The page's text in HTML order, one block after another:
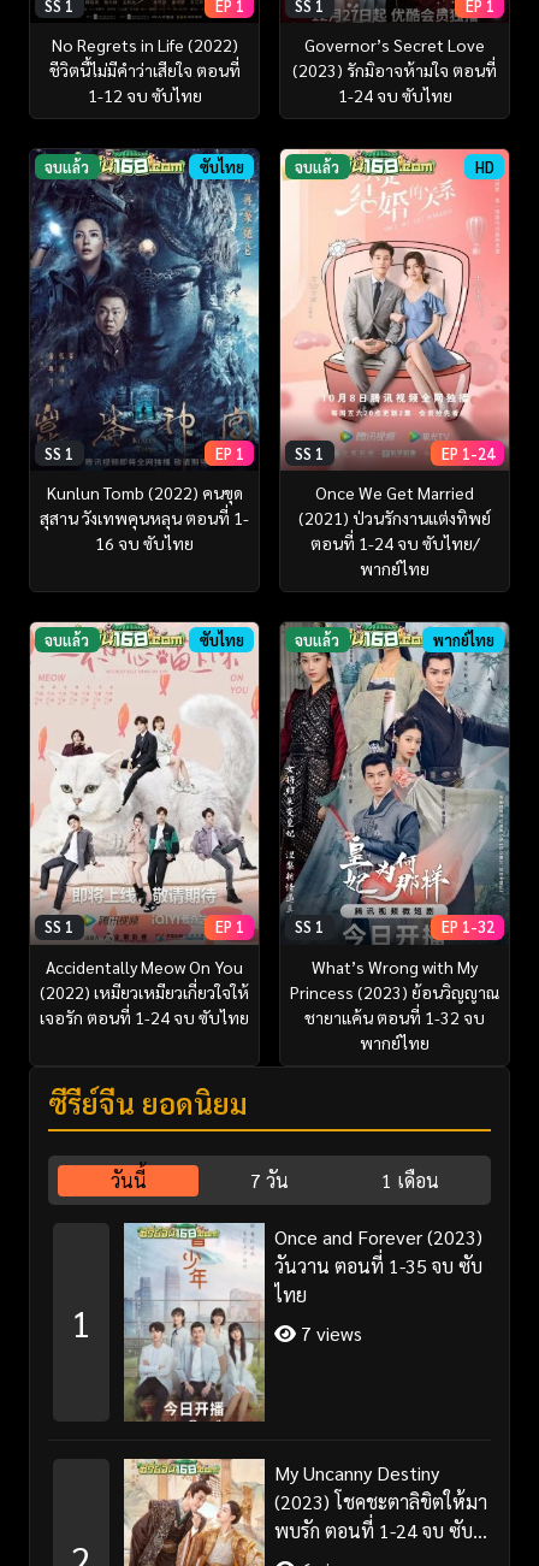
SS 1 EP 1
No Regrets in Life (2022)
ชีวิตนี้ไม่มีคำว่าเสียใจ ตอนที่
1-12 จบ ซับไทย
SS 1 EP 1
Governor’s Secret Love
(2023) รักมิอาจห้ามใจ ตอนที่
1-24 จบ ซับไทย
จบแล้ว ซับไทย
SS 1 EP 1
Kunlun Tomb (2022) คนขุด
สุสาน วังเทพคุนหลุน ตอนที่ 1-
16 จบ ซับไทย
จบแล้ว HD
SS 1 EP 1-24
Once We Get Married
(2021) ป่วนรักงานแต่งทิพย์
ตอนที่ 1-24 จบ ซับไทย/
พากย์ไทย
จบแล้ว ซับไทย
SS 1 EP 1
Accidentally Meow On You
(2022) เหมียวเหมียวเกี่ยวใจให้
เจอรัก ตอนที่ 1-24 จบ ซับไทย
จบแล้ว พากย์ไทย
SS 1 EP 1-32
What’s Wrong with My
Princess (2023) ย้อนวิญญาณ
ชายาแค้น ตอนที่ 1-32 จบ
พากย์ไทย
ซีรี่ย์จีน ยอดนิยม
วันนี้ 7 วัน 1 เดือน
1
Once and Forever (2023)
วันวาน ตอนที่ 1-35 จบ ซับ
ไทย
7 views
My Uncanny Destiny
(2023) โชคชะตาลิขิตให้มา
พบรัก ตอนที่ 1-24 จบ ซับ
ไทย/พากย์ไทย